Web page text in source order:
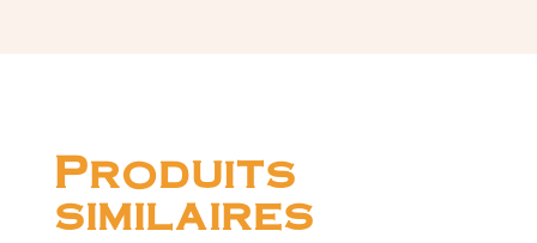
Produits
similaires